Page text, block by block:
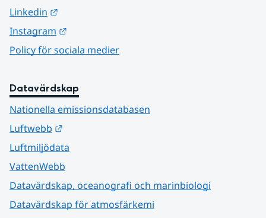
Linkedin
Instagram
Policy för sociala medier
Datavärdskap
Nationella emissionsdatabasen
Luftwebb
Luftmiljödata
VattenWebb
Datavärdskap, oceanografi och marinbiologi
Datavärdskap för atmosfärkemi